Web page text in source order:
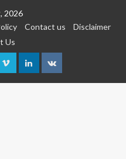
2026
Contact us
Disclaimer
Us
VimeoLinkedin
VK